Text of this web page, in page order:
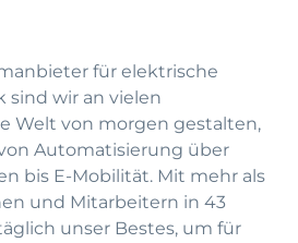
für elektrische
wir an vielen
Welt von morgen gestalten,
Automatisierung über
bis E-Mobilität. Mit mehr als
und Mitarbeitern in 43
unser Bestes, um für